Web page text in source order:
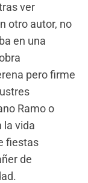
ver
otro autor, no
en una
pero firme
Ramo o
la vida
fiestas
de